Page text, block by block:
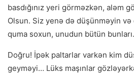
basdığınız yeri görməzkən, aləm
Olsun. Siz yenə də düşünməyin və
quma soxun, unudun bütün
Doğru! İpək paltarlar varkən kim
geyməyi… Lüks maşınlar